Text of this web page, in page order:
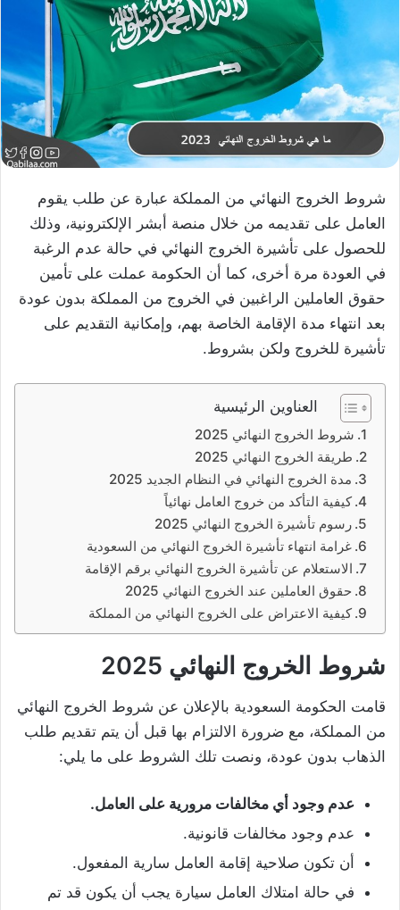
شروط الخروج النهائي من المملكة عبارة عن طلب يقوم
العامل على تقديمه من خلال منصة أبشر الإلكترونية، وذلك
للحصول على تأشيرة الخروج النهائي في حالة عدم الرغبة
في العودة مرة أخرى، كما أن الحكومة عملت على تأمين
حقوق العاملين الراغبين في الخروج من المملكة بدون عودة
بعد انتهاء مدة الإقامة الخاصة بهم، وإمكانية التقديم على
تأشيرة للخروج ولكن بشروط.
العناوين الرئيسية
شروط الخروج النهائي 2025
طريقة الخروج النهائي 2025
مدة الخروج النهائي في النظام الجديد 2025
كيفية التأكد من خروج العامل نهائياً
رسوم تأشيرة الخروج النهائي 2025
غرامة انتهاء تأشيرة الخروج النهائي من السعودية
الاستعلام عن تأشيرة الخروج النهائي برقم الإقامة
حقوق العاملين عند الخروج النهائي 2025
كيفية الاعتراض على الخروج النهائي من المملكة
شروط الخروج النهائي 2025
قامت الحكومة السعودية بالإعلان عن شروط الخروج النهائي
من المملكة، مع ضرورة الالتزام بها قبل أن يتم تقديم طلب
الذهاب بدون عودة، ونصت تلك الشروط على ما يلي:
عدم وجود أي مخالفات مرورية على العامل.
عدم وجود مخالفات قانونية.
أن تكون صلاحية إقامة العامل سارية المفعول.
في حالة امتلاك العامل سيارة يجب أن يكون قد تم